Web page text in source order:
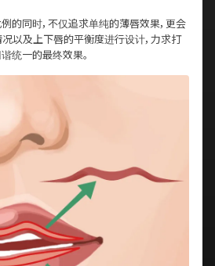
的同时，不仅追求单纯的薄唇效果，更会
以及上下唇的平衡度进行设计，力求打
统一的最终效果。